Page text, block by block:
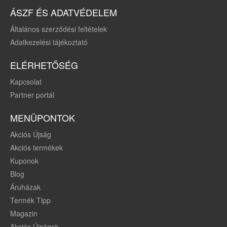
ÁSZF ÉS ADATVÉDELEM
Általános szerződési feltételek
Adatkezelési tájékoztató
ELÉRHETŐSÉG
Kapcsolat
Partner portál
MENÜPONTOK
Akciós Újság
Akciós termékek
Kuponok
Blog
Áruházak
Termék Tipp
Magazin